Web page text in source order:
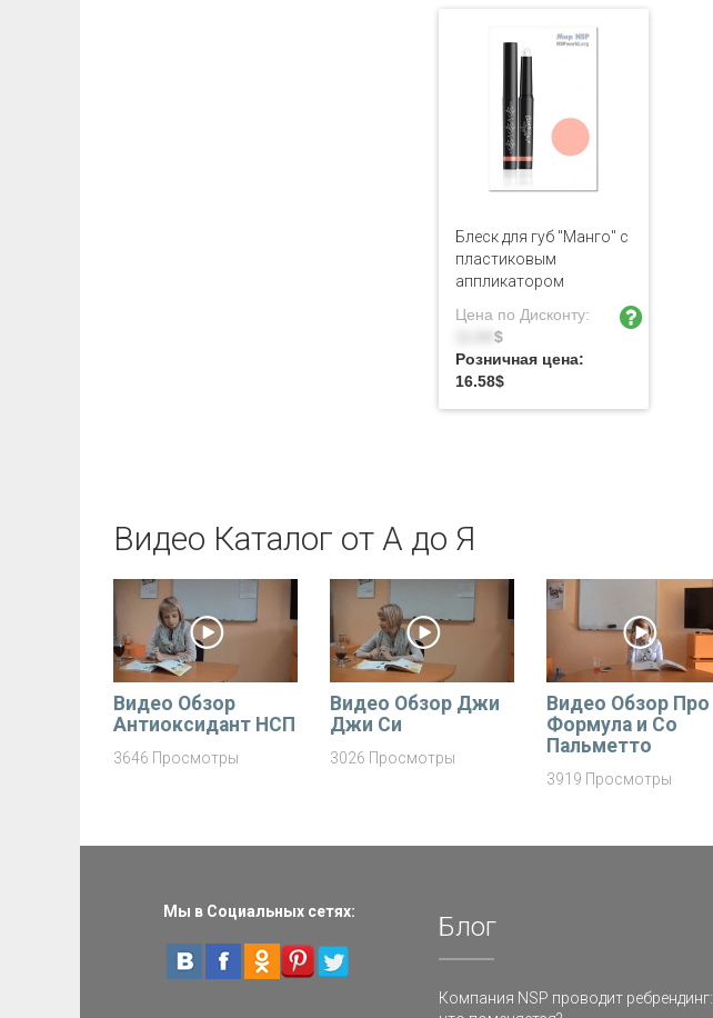
Блеск для губ "Манго" с
пластиковым
аппликатором
Цена по Дисконту:
$
Розничная цена:
16.58$
Видео Каталог от А до Я
Видео Обзор
Антиоксидант НСП
3646 Просмотры
Видео Обзор Джи
Джи Си
3026 Просмотры
Видео Обзор Про
Формула и Со
Пальметто
3919 Просмотры
Мы в Социальных сетях: Блог
Компания NSP проводит ребрендинг: